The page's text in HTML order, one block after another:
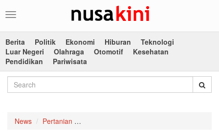
Toggle
Berita
Politik Ekonomi Hiburan
Teknologi
Luar Negeri
Olahraga Otomotif
Kesehatan
Pendidikan
Pariwisata
News Pertanian